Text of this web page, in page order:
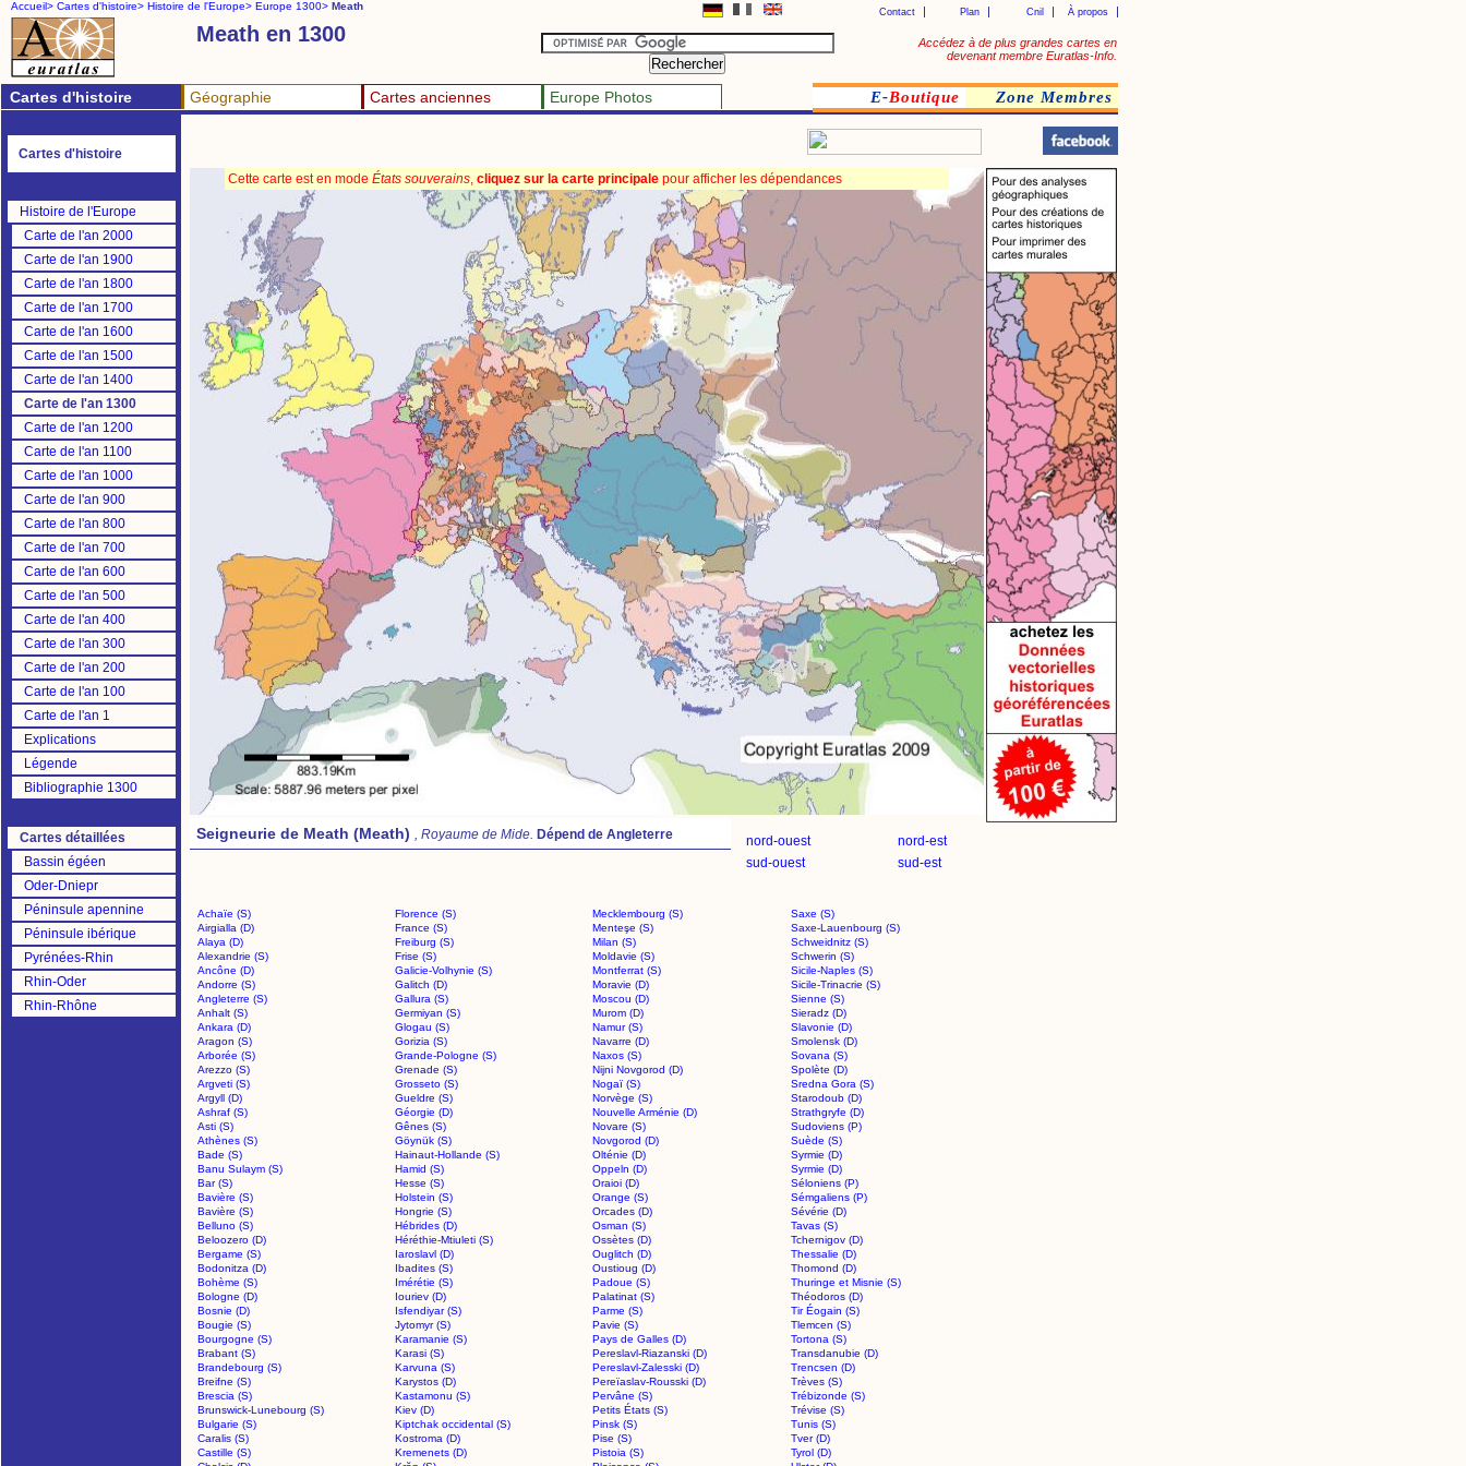
Accueil> Cartes d'histoire> Histoire de l'Europe> Europe 1300> Meath
Accédez à de plus grandes cartes en
devenant membre Euratlas-Info.
À propos
Cnil
Plan
Contact
Meath en 1300
Cartes d'histoire Géographie Cartes anciennes Europe Photos E-Boutique Zone Membres
Cartes d'histoire
Histoire de l'Europe
Carte de l'an 2000
Carte de l'an 1900
Carte de l'an 1800
Carte de l'an 1700
Carte de l'an 1600
Carte de l'an 1500
Carte de l'an 1400
Carte de l'an 1300
Carte de l'an 1200
Carte de l'an 1100
Carte de l'an 1000
Carte de l'an 900
Carte de l'an 800
Carte de l'an 700
Carte de l'an 600
Carte de l'an 500
Carte de l'an 400
Carte de l'an 300
Carte de l'an 200
Carte de l'an 100
Carte de l'an 1
Explications
Légende
Bibliographie 1300
Cartes détaillées
Bassin égéen
Oder-Dniepr
Péninsule apennine
Péninsule ibérique
Pyrénées-Rhin
Rhin-Oder
Rhin-Rhône
Cette carte est en mode États souverains, cliquez sur la carte principale pour afficher les dépendances
Seigneurie de Meath (Meath) , Royaume de Mide. Dépend de Angleterre nord-ouest
nord-est
sud-ouest
sud-est
Achaïe (S) Florence (S) Mecklembourg (S)
Saxe (S)
Airgialla (D)
France (S) Menteşe (S)
Saxe-Lauenbourg (S)
Alaya (D)
Freiburg (S) Milan (S)
Schweidnitz (S)
Alexandrie (S)
Frise (S) Moldavie (S)
Schwerin (S)
Ancône (D)
Galicie-Volhynie (S) Montferrat (S)
Sicile-Naples (S)
Andorre (S)
Galitch (D) Moravie (D)
Sicile-Trinacrie (S)
Angleterre (S)
Gallura (S) Moscou (D)
Sienne (S)
Anhalt (S)
Germiyan (S) Murom (D)
Sieradz (D)
Ankara (D)
Glogau (S) Namur (S)
Slavonie (D)
Aragon (S)
Gorizia (S) Navarre (D)
Smolensk (D)
Arborée (S)
Grande-Pologne (S) Naxos (S)
Sovana (S)
Arezzo (S)
Grenade (S) Nijni Novgorod (D)
Spolète (D)
Argveti (S)
Grosseto (S) Nogaï (S)
Sredna Gora (S)
Argyll (D)
Gueldre (S) Norvège (S)
Starodoub (D)
Ashraf (S)
Géorgie (D) Nouvelle Arménie (D)
Strathgryfe (D)
Asti (S)
Gênes (S) Novare (S)
Sudoviens (P)
Athènes (S)
Göynük (S) Novgorod (D)
Suède (S)
Bade (S)
Hainaut-Hollande (S) Olténie (D)
Syrmie (D)
Banu Sulaym (S)
Hamid (S) Oppeln (D)
Syrmie (D)
Bar (S)
Hesse (S) Oraioi (D)
Séloniens (P)
Bavière (S)
Holstein (S) Orange (S)
Sémgaliens (P)
Bavière (S)
Hongrie (S) Orcades (D)
Sévérie (D)
Belluno (S)
Hébrides (D) Osman (S)
Tavas (S)
Beloozero (D)
Héréthie-Mtiuleti (S) Ossètes (D)
Tchernigov (D)
Bergame (S)
Iaroslavl (D) Ouglitch (D)
Thessalie (D)
Bodonitza (D)
Ibadites (S) Oustioug (D)
Thomond (D)
Bohème (S)
Imérétie (S) Padoue (S)
Thuringe et Misnie (S)
Bologne (D)
Iouriev (D) Palatinat (S)
Théodoros (D)
Bosnie (D)
Isfendiyar (S) Parme (S)
Tir Éogain (S)
Bougie (S)
Jytomyr (S) Pavie (S)
Tlemcen (S)
Bourgogne (S)
Karamanie (S) Pays de Galles (D)
Tortona (S)
Brabant (S)
Karasi (S) Pereslavl-Riazanski (D)
Transdanubie (D)
Brandebourg (S)
Karvuna (S) Pereslavl-Zalesski (D)
Trencsen (D)
Breifne (S)
Karystos (D) Pereïaslav-Rousski (D)
Trèves (S)
Brescia (S)
Kastamonu (S) Pervâne (S)
Trébizonde (S)
Brunswick-Lunebourg (S)
Kiev (D) Petits États (S)
Trévise (S)
Bulgarie (S)
Kiptchak occidental (S) Pinsk (S)
Tunis (S)
Caralis (S)
Kostroma (D) Pise (S)
Tver (D)
Castille (S)
Kremenets (D) Pistoia (S)
Tyrol (D)